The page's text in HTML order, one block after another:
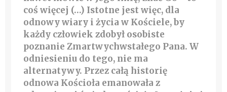
coś więcej (…) Istotne jest więc, dla
odnowy wiary i życia w Kościele, by
każdy człowiek zdobył osobiste
poznanie Zmartwychwstałego Pana. W
odniesieniu do tego, nie ma
alternatywy. Przez całą historię
odnowa Kościoła emanowała z